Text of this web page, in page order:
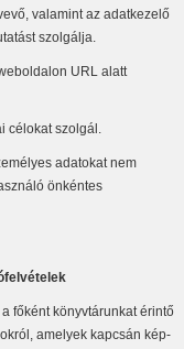
valamint az adatkezelő
szolgálja.
URL alatt
célokat szolgál.
adatokat nem
önkéntes
főként könyvtárunkat érintő
amelyek kapcsán kép-